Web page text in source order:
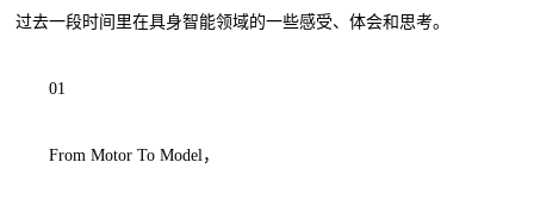
过去一段时间里在具身智能领域的一些感受、体会和思考。
01
From Motor To Model，